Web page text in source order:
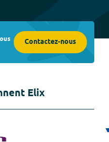
Contactez-nous
Elix